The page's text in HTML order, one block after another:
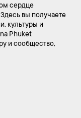
сердце
вы получаете
культуры и
Phuket
и сообщество,